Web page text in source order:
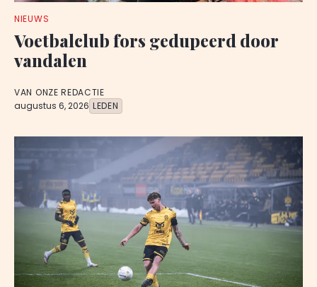
NIEUWS
Voetbalclub fors gedupeerd door
vandalen
VAN ONZE REDACTIE
augustus 6, 2026 LEDEN